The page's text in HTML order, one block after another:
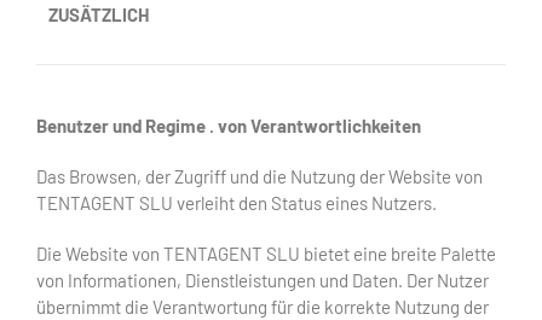
ZUSÄTZLICH
Benutzer und Regime . vonVerantwortlichkeiten
Das Browsen, der Zugriff und die Nutzung der Website von
TENTAGENT SLU verleiht den Status eines Nutzers.
Die Website von TENTAGENT SLU bietet eine breite Palette
von Informationen, Dienstleistungen und Daten. Der Nutzer
übernimmt die Verantwortung für die korrekte Nutzung der